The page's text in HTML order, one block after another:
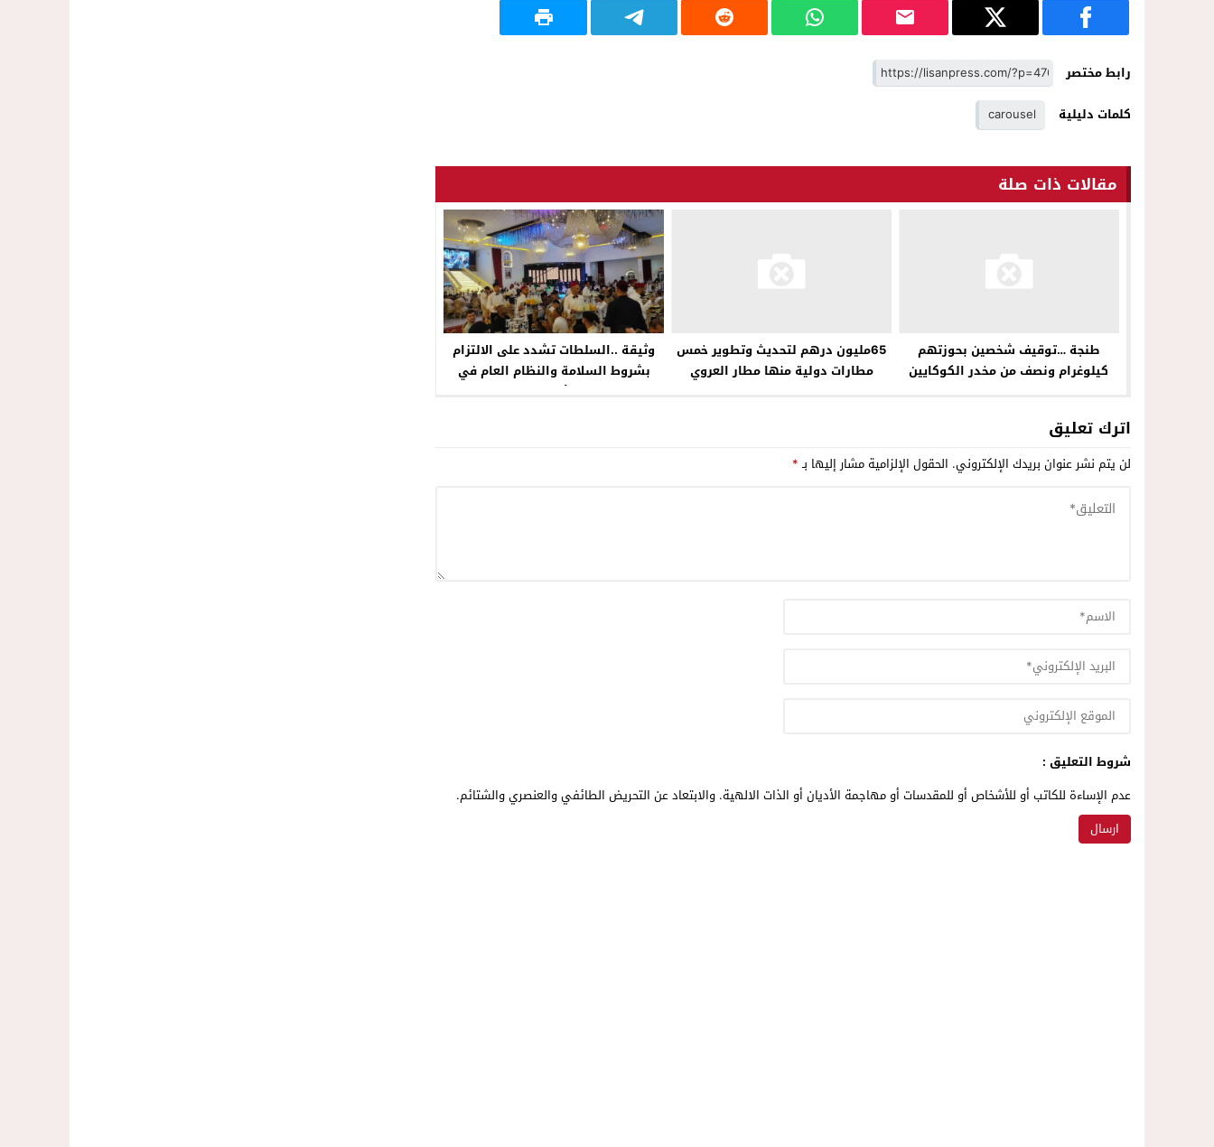
رابط مختصر
كلمات دليلية
carousel
مقالات ذات صلة
طنجة …توقيف شخصين بحوزتهم
كيلوغرام ونصف من مخدر الكوكايين
65مليون درهم لتحديث وتطوير خمس
مطارات دولية منها مطار العروي
وثيقة ..السلطات تشدد على الالتزام
بشروط السلامة والنظام العام في
الأعراس
اترك تعليق
لن يتم نشر عنوان بريدك الإلكتروني. الحقول الإلزامية مشار إليها بـ*
شروط التعليق :
عدم الإساءة للكاتب أو للأشخاص أو للمقدسات أو مهاجمة الأديان أو الذات الالهية. والابتعاد عن التحريض الطائفي والعنصري والشتائم.